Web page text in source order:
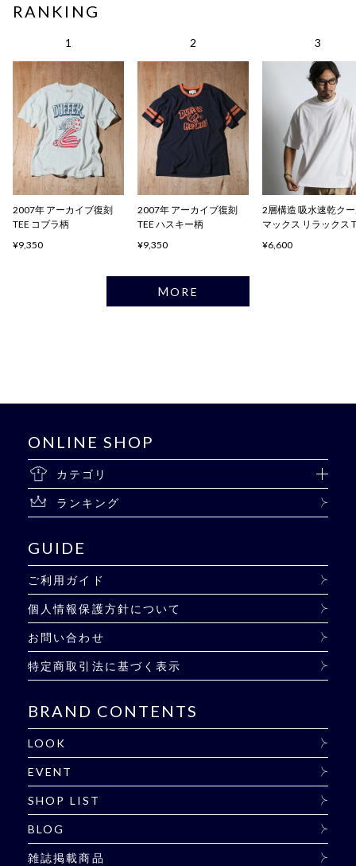
RANKING
2007年 アーカイブ復刻
TEE コブラ柄
¥9,350
2007年 アーカイブ復刻
TEE ハスキー柄
¥9,350
2層構造 吸水速乾ク
マックス リラックス
¥6,600
MORE
ONLINE SHOP
カテゴリ
ランキング
GUIDE
ご利用ガイド
個人情報保護方針について
お問い合わせ
特定商取引法に基づく表示
BRAND CONTENTS
LOOK
EVENT
SHOP LIST
BLOG
雑誌掲載商品